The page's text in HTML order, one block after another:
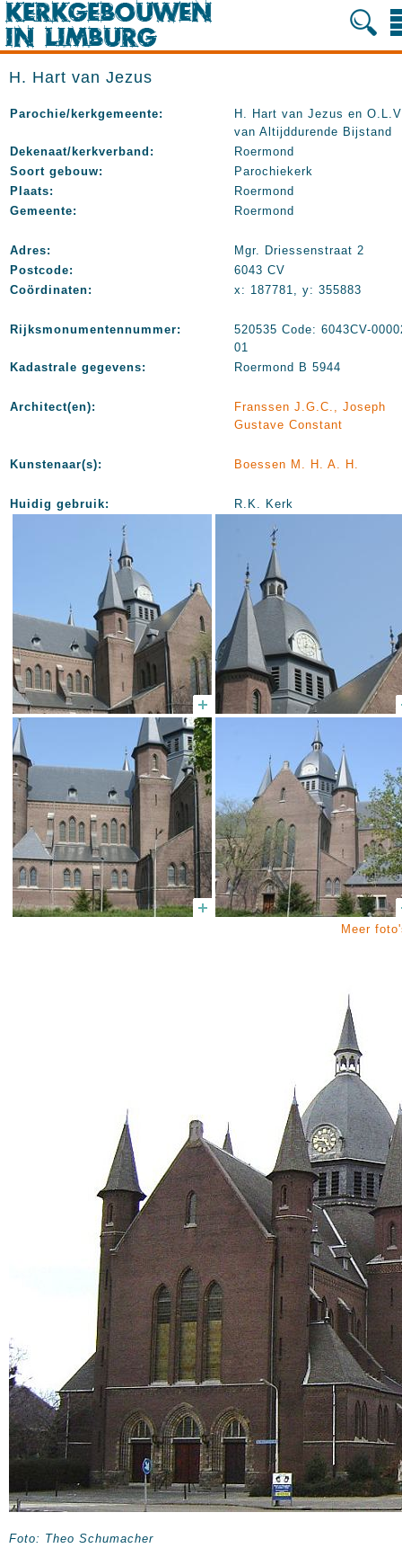
H. Hart van Jezus
Parochie/kerkgemeente:
H. Hart van Jezus en
van Altijddurende Bijstand
Dekenaat/kerkverband:
Roermond
Soort gebouw:
Parochiekerk
Plaats:
Roermond
Gemeente:
Roermond
Adres:
Mgr. Driessenstraat 2
Postcode:
6043 CV
Coördinaten:
x: 187781, y: 355883
Rijksmonumentennummer:
520535 Code: 6043CV-
01
Kadastrale gegevens:
Roermond B 5944
Architect(en):
Franssen J.G.C., Joseph
Gustave Constant
Kunstenaar(s): Boessen M. H. A. H.
Huidig gebruik: R.K. Kerk
Meer
Foto: Theo Schumacher